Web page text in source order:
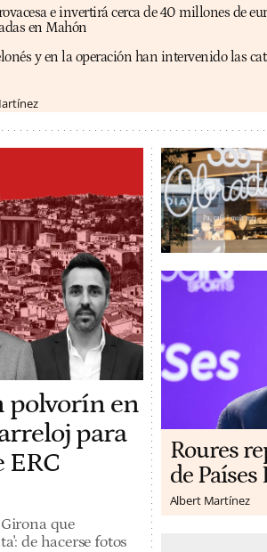
e invertirá cerca de 40 millones de
en Mahón
y en la operación han intervenido las
polvorín en
para
ERC
que
de hacerse fotos
Roures
de Países
Albert Martínez